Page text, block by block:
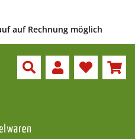
auf Rechnung möglich